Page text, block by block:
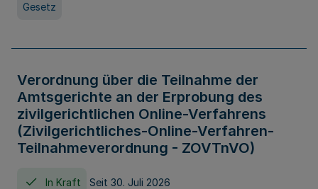
Gesetz
Verordnung über die Teilnahme der
Amtsgerichte an der Erprobung des
zivilgerichtlichen Online-Verfahrens
(Zivilgerichtliches-Online-Verfahren-
Teilnahmeverordnung - ZOVTnVO)
In Kraft Seit 30. Juli 2026